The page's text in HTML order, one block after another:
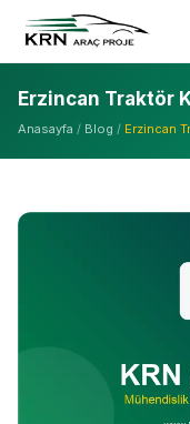
Erzincan Traktör
Anasayfa / Blog / Erzincan